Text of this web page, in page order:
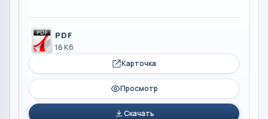
PDF
16 Кб
Карточка
Просмотр
Скачать